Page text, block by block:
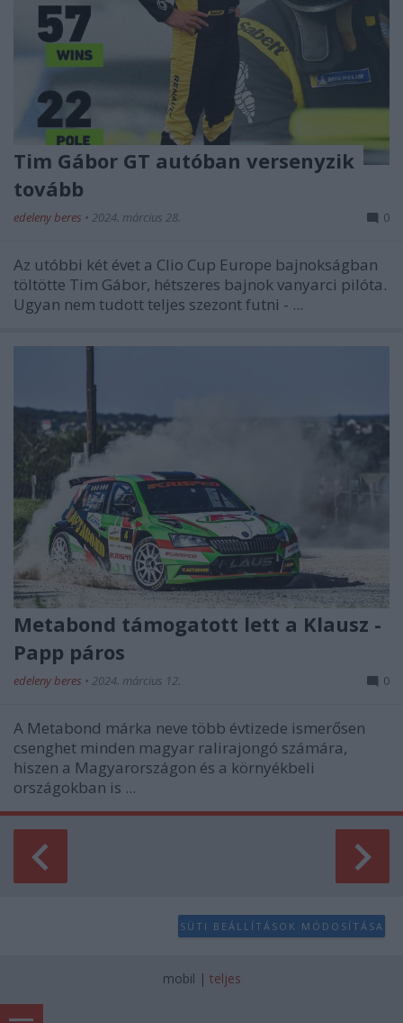
Tim Gábor GT autóban versenyzik
tovább
edeleny beres • 2024. március 28. 0
Az utóbbi két évet a Clio Cup Europe bajnokságban
töltötte Tim Gábor, hétszeres bajnok vanyarci pilóta.
Ugyan nem tudott teljes szezont futni - ...
Metabond támogatott lett a Klausz -
Papp páros
edeleny beres • 2024. március 12. 0
A Metabond márka neve több évtizede ismerősen
csenghet minden magyar ralirajongó számára,
hiszen a Magyarországon és a környékbeli
országokban is ...
SÜTI BEÁLLÍTÁSOK MÓDOSÍTÁSA
mobil | teljes